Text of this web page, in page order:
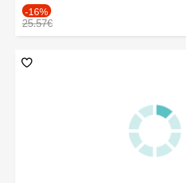
-16%
25.57€